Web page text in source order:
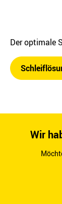
Der optimale
Wir